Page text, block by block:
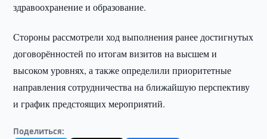
здравоохранение и образование.
Стороны рассмотрели ход выполнения ранее достигнутых
договорённостей по итогам визитов на высшем и
высоком уровнях, а также определили приоритетные
направления сотрудничества на ближайшую перспективу
и график предстоящих мероприятий.
Поделиться: